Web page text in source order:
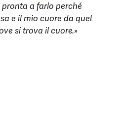
a farlo perché
e il mio cuore da quel
si trova il cuore.»